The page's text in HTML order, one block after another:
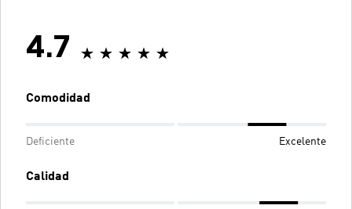
4.7
Comodidad
Deficiente Excelente
Calidad